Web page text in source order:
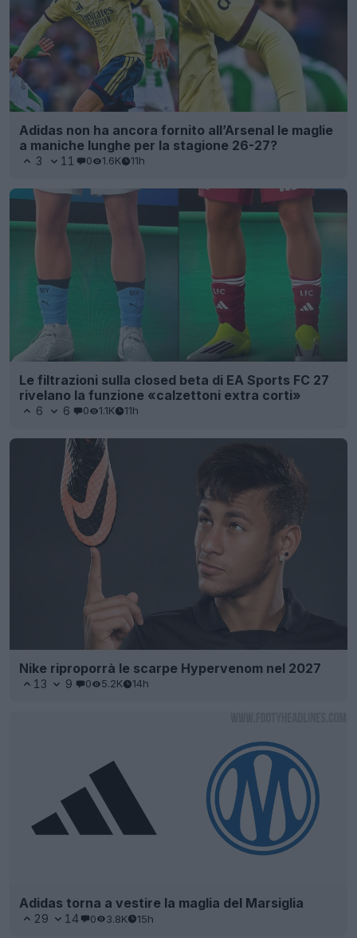
Adidas non ha ancora fornito all’Arsenal le maglie
a maniche lunghe per la stagione 26-27?
3 11 0 1.6K 11h
Le filtrazioni sulla closed beta di EA Sports FC 27
rivelano la funzione «calzettoni extra corti»
6 6 0 1.1K 11h
Nike riproporrà le scarpe Hypervenom nel 2027
13 9 0 5.2K 14h
Adidas torna a vestire la maglia del Marsiglia
29 14 0 3.8K 15h